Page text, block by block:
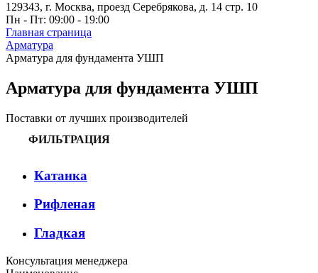
129343, г. Москва, проезд Серебрякова, д. 14 стр. 10
Пн - Пт: 09:00 - 19:00
Главная страница
Арматура
Арматура для фундамента УШП
Арматура для фундамента УШП
Поставки от лучших производителей
ФИЛЬТРАЦИЯ
Катанка
Рифленая
Гладкая
Консультация менеджера